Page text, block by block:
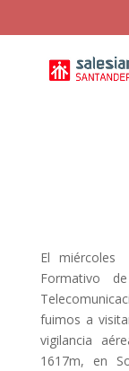
El
Formativo
fuimos a
vigilancia
1617m, en